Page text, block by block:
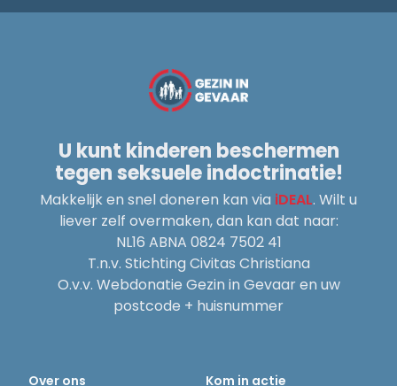
U kunt kinderen beschermen
tegen seksuele indoctrinatie!
Makkelijk en snel doneren kan via iDEAL. Wilt u
liever zelf overmaken, dan kan dat naar:
NL16 ABNA 0824 7502 41
T.n.v. Stichting Civitas Christiana
O.v.v. Webdonatie Gezin in Gevaar en uw
postcode + huisnummer
Over ons Kom in actie